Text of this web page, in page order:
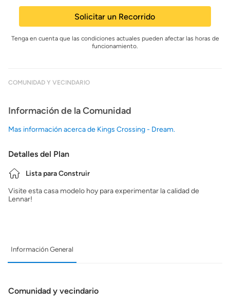
Solicitar un Recorrido
Tenga en cuenta que las condiciones actuales pueden afectar las horas de
funcionamiento.
COMUNIDAD Y VECINDARIO
Información de la Comunidad
Mas información acerca de Kings Crossing - Dream.
Detalles del Plan
Lista para Construir
Visite esta casa modelo hoy para experimentar la calidad de
Lennar!
Información General
Comunidad y vecindario